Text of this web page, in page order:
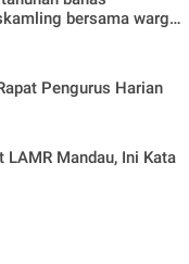
bersama warga
Pengurus Harian
Mandau, Ini Kata